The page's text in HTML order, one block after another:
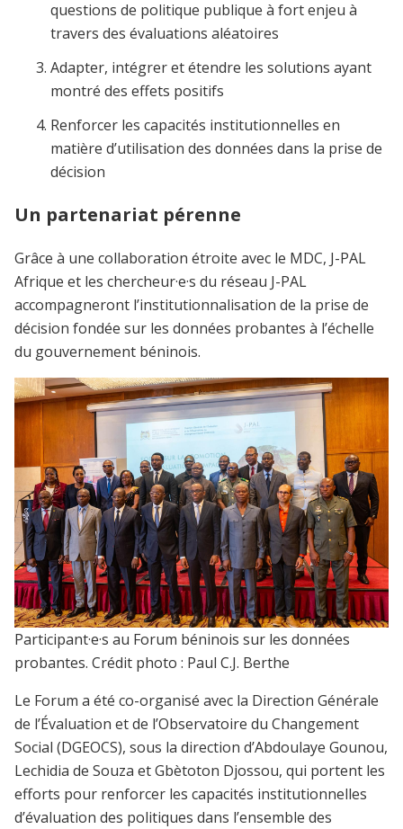
questions de politique publique à fort enjeu à
travers des évaluations aléatoires
Adapter, intégrer et étendre les solutions ayant
montré des effets positifs
Renforcer les capacités institutionnelles en
matière d’utilisation des données dans la prise de
décision
Un partenariat pérenne
Grâce à une collaboration étroite avec le MDC, J-PAL
Afrique et les chercheur·e·s du réseau J-PAL
accompagneront l’institutionnalisation de la prise de
décision fondée sur les données probantes à l’échelle
du gouvernement béninois.
Participant·e·s au Forum béninois sur les données
probantes. Crédit photo : Paul C.J. Berthe
Le Forum a été co-organisé avec la Direction Générale
de l’Évaluation et de l’Observatoire du Changement
Social (DGEOCS), sous la direction d’Abdoulaye Gounou,
Lechidia de Souza et Gbètoton Djossou, qui portent les
efforts pour renforcer les capacités institutionnelles
d’évaluation des politiques dans l’ensemble des